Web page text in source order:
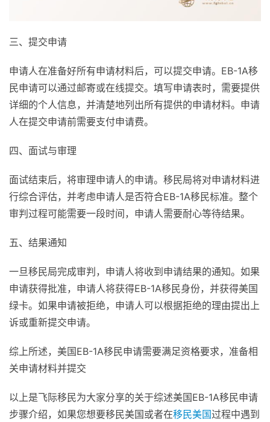
三、提交申请
申请人在准备好所有申请材料后，可以提交申请。EB-1A移
民申请可以通过邮寄或在线提交。填写申请表时，需要提供
详细的个人信息，并清楚地列出所有提供的申请材料。申请
人在提交申请前需要支付申请费。
四、面试与审理
面试结束后，将审理申请人的申请。移民局将对申请材料进
行综合评估，并考虑申请人是否符合EB-1A移民标准。整个
审判过程可能需要一段时间，申请人需要耐心等待结果。
五、结果通知
一旦移民局完成审判，申请人将收到申请结果的通知。如果
申请获得批准，申请人将获得EB-1A移民身份，并获得美国
绿卡。如果申请被拒绝，申请人可以根据拒绝的理由提出上
诉或重新提交申请。
综上所述，美国EB-1A移民申请需要满足资格要求，准备相
关申请材料并提交
以上是飞际移民为大家分享的关于综述美国EB-1A移民申请
步骤介绍，如果您想要移民美国或者在移民美国过程中遇到